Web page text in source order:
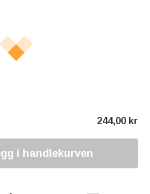
244,00 kr
i handlekurven